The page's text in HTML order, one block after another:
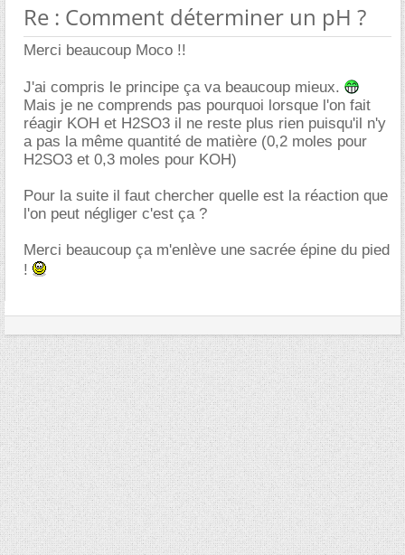
Re : Comment déterminer un pH ?
Merci beaucoup Moco !!
J'ai compris le principe ça va beaucoup mieux.
Mais je ne comprends pas pourquoi lorsque l'on fait
réagir KOH et H2SO3 il ne reste plus rien puisqu'il n'y
a pas la même quantité de matière (0,2 moles pour
H2SO3 et 0,3 moles pour KOH)
Pour la suite il faut chercher quelle est la réaction que
l'on peut négliger c'est ça ?
Merci beaucoup ça m'enlève une sacrée épine du pied
!